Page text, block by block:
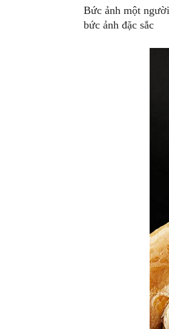
Bức ảnh một
bức ảnh đặc sắc